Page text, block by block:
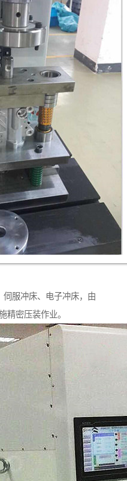
服冲床、电子冲床，由
精密压装作业。